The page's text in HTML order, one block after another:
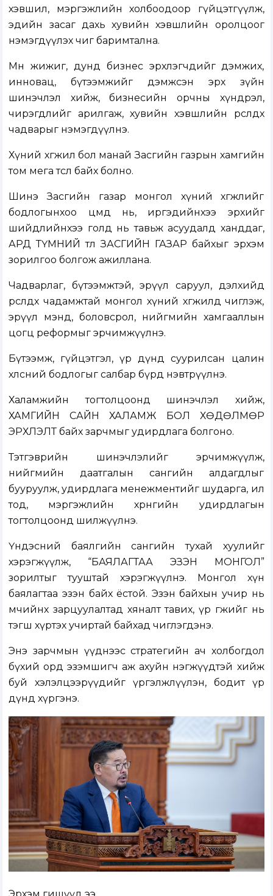
хэвшил, мэргэжлийн холбоодоор гүйцэтгүүлж,
эдийн засаг дахь хувийн хэвшлийн оролцоог
нэмэгдүүлэх чиг баримтална.
Мөн жижиг, дунд бизнес эрхлэгчдийг дэмжих,
инновац, бүтээмжийг дэмжсэн эрх зүйн
шинэчлэл хийж, бизнесийн орчны хүндрэл,
чирэгдлийг арилгаж, хувийн хэвшлийн өрсөлдөх
чадварыг нэмэгдүүлнэ.
Хүний хөгжил бол манай Засгийн газрын хамгийн
том мега төсөл байх болно.
Шинэ Засгийн газар монгол хүний хөгжлийг
бодлогынхоо цөмд нь, иргэдийнхээ эрхийг
шийдлийнхээ голд нь тавьж асуудалд ханддаг,
АРД ТҮМНИЙ төлөө ЗАСГИЙН ГАЗАР байхыг эрхэм
зорилгоо болгож ажиллана.
Чадварлаг, бүтээмжтэй, эрүүл саруул, дэлхийд
өрсөлдөх чадамжтай монгол хүний хөгжилд чиглэж,
эрүүл мэнд, боловсрол, нийгмийн хамгааллын
цогц реформыг эрчимжүүлнэ.
Бүтээмж, гүйцэтгэл, үр дүнд суурилсан цалин
хөлсний бодлогыг салбар бүрд нэвтрүүлнэ.
Халамжийн тогтолцоонд шинэчлэл хийж,
ХАМГИЙН САЙН ХАЛАМЖ БОЛ ХӨДӨЛМӨР
ЭРХЛЭЛТ байх зарчмыг удирдлага болгоно.
Тэтгэврийн шинэчлэлийг эрчимжүүлж,
нийгмийн даатгалын сангийн алдагдлыг
бууруулж, удирдлага менежментийг шударга, ил
тод, мэргэжлийн хөрөнгийн удирдлагын
тогтолцоонд шилжүүлнэ.
Үндэсний баялгийн сангийн тухай хуулийг
хэрэгжүүлж, “БАЯЛАГТАА ЭЗЭН МОНГОЛ”
зорилтыг тууштай хэрэгжүүлнэ. Монгол хүн
баялагтаа эзэн байх ёстой. Эзэн байхын учир нь
өмчийнхөө зарцуулалтад хяналт тавих, үр өгөөжийг нь
тэгш хүртэх учиртай байхад чиглэгдэнэ.
Энэ зарчмын үүднээс стратегийн ач холбогдол
бүхий орд эзэмшигч аж ахуйн нэгжүүдтэй хийж
буй хэлэлцээрүүдийг үргэлжлүүлэн, бодит үр
дүнд хүргэнэ.
Эрхэм гишүүд ээ,